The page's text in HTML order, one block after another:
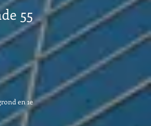
55
en 1e